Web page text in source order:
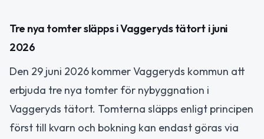
Tre nya tomter släpps i Vaggeryds tätort i juni
2026
Den 29 juni 2026 kommer Vaggeryds kommun att
erbjuda tre nya tomter för nybyggnation i
Vaggeryds tätort. Tomterna släpps enligt principen
först till kvarn och bokning kan endast göras via